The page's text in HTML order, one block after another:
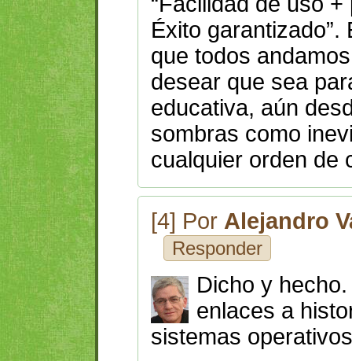
Éxito
que todos
desear que sea
educativa, aún
sombras como
cualquier orden de
[4] Por Alejandro
Responder
Dicho y
enlaces a
sistemas